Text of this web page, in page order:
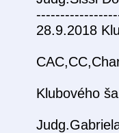
28.9.2018
Klubového